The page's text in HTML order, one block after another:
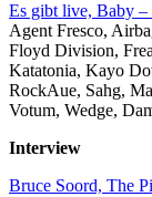
Es gibt live, Baby –
Agent Fresco,
Floyd Division,
Katatonia, Kayo
RockAue, Sahg,
Votum, Wedge,
Interview
Bruce Soord, The